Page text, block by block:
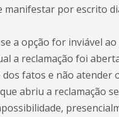
manifestar por escrito
a opção for inviável
a reclamação foi
fatos e não atender
abriu a reclamação